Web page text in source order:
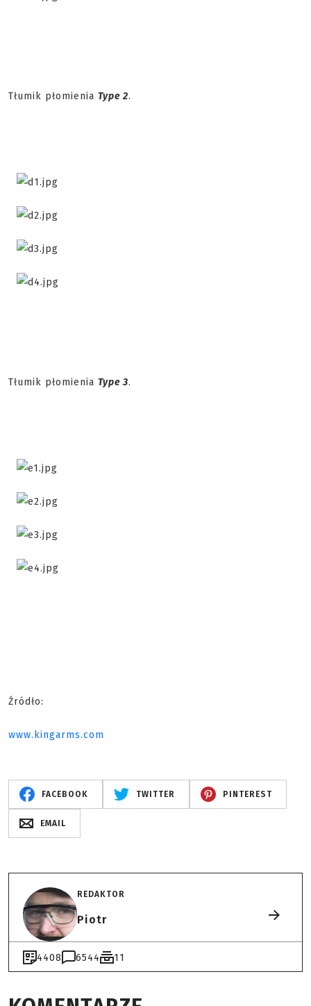
Tłumik płomienia Type 2.
Tłumik płomienia Type 3.
Źródło:
www.kingarms.com
FACEBOOK TWITTER PINTEREST
EMAIL
REDAKTOR
Piotr
4408 6544 11